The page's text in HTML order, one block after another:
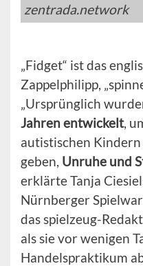
zentrada.network
„Fidget“ ist das
Zappelphilipp,
„Ursprünglich
Jahren entwickelt,
autistischen
geben, Unruhe und
erklärte Tanja
Nürnberger
das spielzeug-
als sie vor wenigen
Handelspraktikum